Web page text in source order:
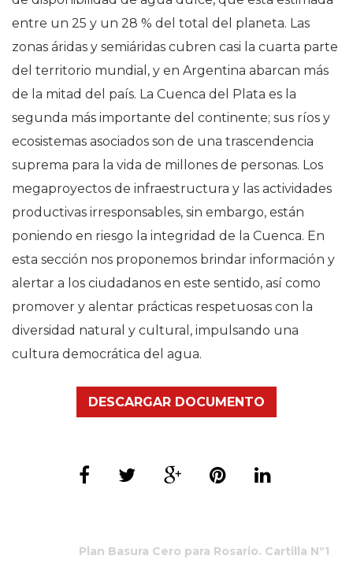
entre un 25 y un 28 % del total del planeta. Las
zonas áridas y semiáridas cubren casi la cuarta parte
del territorio mundial, y en Argentina abarcan más
de la mitad del país. La Cuenca del Plata es la
segunda más importante del continente; sus ríos y
ecosistemas asociados son de una trascendencia
suprema para la vida de millones de personas. Los
megaproyectos de infraestructura y las actividades
productivas irresponsables, sin embargo, están
poniendo en riesgo la integridad de la Cuenca. En
esta sección nos proponemos brindar información y
alertar a los ciudadanos en este sentido, así como
promover y alentar prácticas respetuosas con la
diversidad natural y cultural, impulsando una
cultura democrática del agua.
DESCARGAR DOCUMENTO
Plan Basura Cero para Rosario. Cartilla Nº1